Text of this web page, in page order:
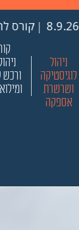
ניהול
לוגיסטיקה
ושרשרת
אספקה
ורכש